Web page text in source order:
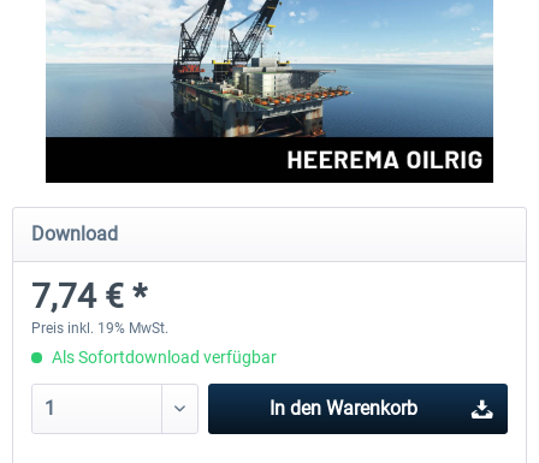
Perfect Flight - Flying Germany MSFS
14,88 € *
Perfect Flight - FS Explorer -
Download
7,74 € *
Preis inkl. 19% MwSt.
Als Sofortdownload verfügbar
In den Warenkorb